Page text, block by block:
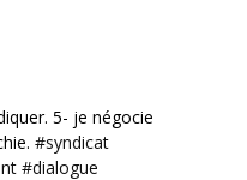
5- je négocie
#syndicat
#dialogue